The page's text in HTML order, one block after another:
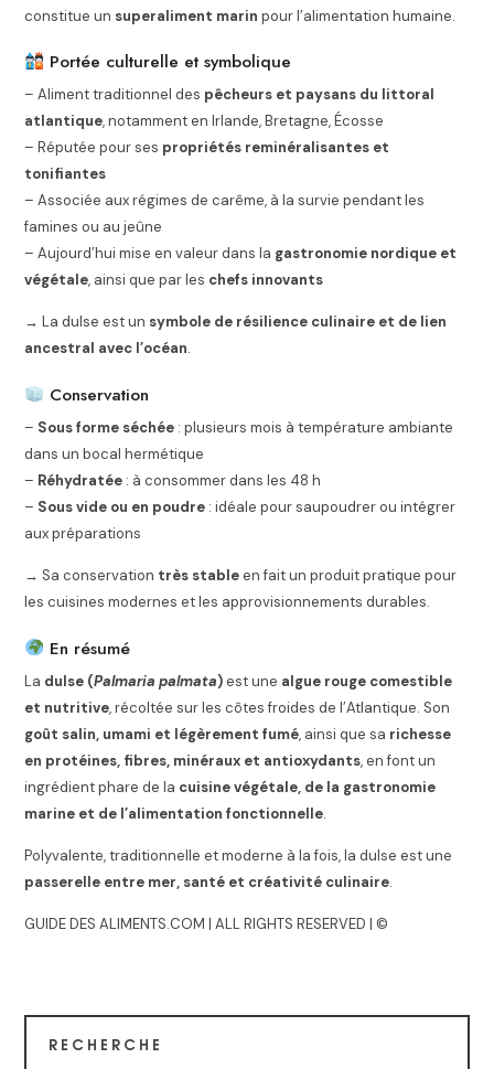
constitue un superaliment marin pour l’alimentation humaine.
Portée culturelle et symbolique
– Aliment traditionnel des pêcheurs et paysans du littoral
atlantique, notamment en Irlande, Bretagne, Écosse
– Réputée pour ses propriétés reminéralisantes et
tonifiantes
– Associée aux régimes de carême, à la survie pendant les
famines ou au jeûne
– Aujourd’hui mise en valeur dans la gastronomie nordique et
végétale, ainsi que par les chefs innovants
→ La dulse est un symbole de résilience culinaire et de lien
ancestral avec l’océan.
Conservation
– Sous forme séchée : plusieurs mois à température ambiante
dans un bocal hermétique
– Réhydratée : à consommer dans les 48 h
– Sous vide ou en poudre : idéale pour saupoudrer ou intégrer
aux préparations
→ Sa conservation très stableen fait un produit pratique pour
les cuisines modernes et les approvisionnements durables.
En résumé
La dulse (Palmaria palmata)est une algue rouge comestible
et nutritive, récoltée sur les côtes froides de l’Atlantique. Son
goût salin, umami et légèrement fumé, ainsi que sa richesse
en protéines, fibres, minéraux et antioxydants, en font un
ingrédient phare de la cuisine végétale, de la gastronomie
marine et de l’alimentation fonctionnelle.
Polyvalente, traditionnelle et moderne à la fois, la dulse est une
passerelle entre mer, santé et créativité culinaire.
GUIDE DES ALIMENTS.COM | ALL RIGHTS RESERVED | ©
RECHERCHE